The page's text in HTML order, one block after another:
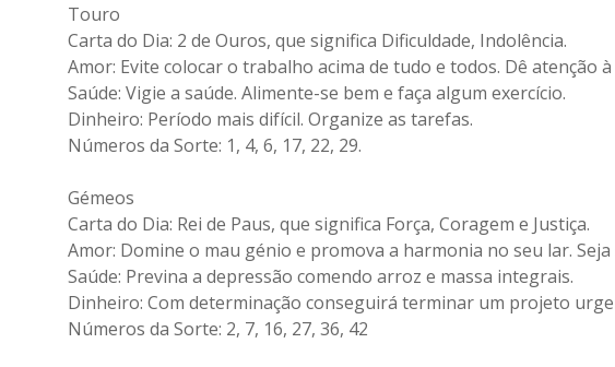
Touro
Carta do Dia: 2 de Ouros, que significa Dificuldade, Indolência.
Amor: Evite colocar o trabalho acima de tudo e todos. Dê atenção
Saúde: Vigie a saúde. Alimente-se bem e faça algum exercício.
Dinheiro: Período mais difícil. Organize as tarefas.
Números da Sorte: 1, 4, 6, 17, 22, 29.
Gémeos
Carta do Dia: Rei de Paus, que significa Força, Coragem e Justiça.
Amor: Domine o mau génio e promova a harmonia no seu lar.
Saúde: Previna a depressão comendo arroz e massa integrais.
Dinheiro: Com determinação conseguirá terminar um projeto
Números da Sorte: 2, 7, 16, 27, 36, 42